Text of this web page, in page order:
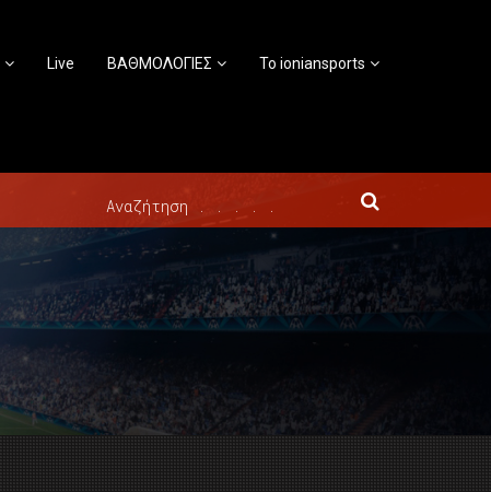
Live ΒΑΘΜΟΛΟΓΙΕΣ Το ioniansports